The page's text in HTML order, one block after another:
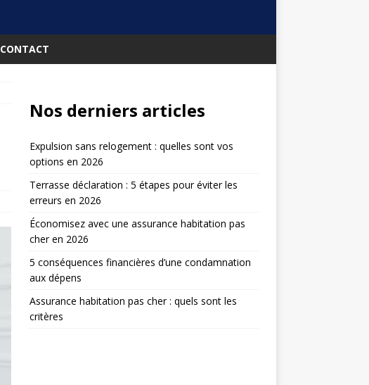
CONTACT
Nos derniers articles
Expulsion sans relogement : quelles sont vos
options en 2026
Terrasse déclaration : 5 étapes pour éviter les
erreurs en 2026
Économisez avec une assurance habitation pas
cher en 2026
5 conséquences financières d’une condamnation
aux dépens
Assurance habitation pas cher : quels sont les
critères